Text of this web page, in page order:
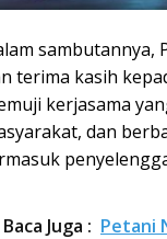
sambutannya,
terima kasih
kerjasama
dan
Baca Juga : Petani